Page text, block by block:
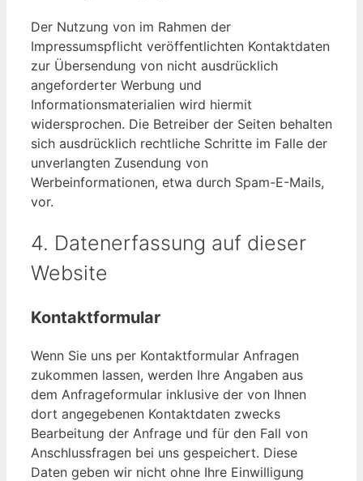
Der Nutzung von im Rahmen der
Impressumspflicht veröffentlichten Kontaktdaten
zur Übersendung von nicht ausdrücklich
angeforderter Werbung und
Informationsmaterialien wird hiermit
widersprochen. Die Betreiber der Seiten behalten
sich ausdrücklich rechtliche Schritte im Falle der
unverlangten Zusendung von
Werbeinformationen, etwa durch Spam-E-Mails,
vor.
4. Datenerfassung auf dieser
Website
Kontaktformular
Wenn Sie uns per Kontaktformular Anfragen
zukommen lassen, werden Ihre Angaben aus
dem Anfrageformular inklusive der von Ihnen
dort angegebenen Kontaktdaten zwecks
Bearbeitung der Anfrage und für den Fall von
Anschlussfragen bei uns gespeichert. Diese
Daten geben wir nicht ohne Ihre Einwilligung